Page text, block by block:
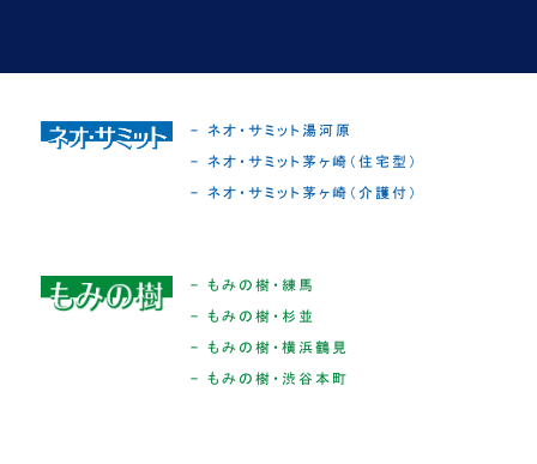
- ネオ・サミット湯河原
- ネオ・サミット茅ヶ崎（住宅型）
- ネオ・サミット茅ヶ崎（介護付）
- もみの樹・練馬
- もみの樹・杉並
- もみの樹・横浜鶴見
- もみの樹・渋谷本町